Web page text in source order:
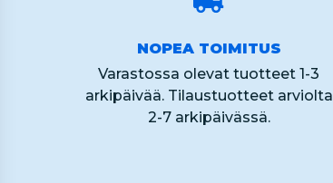
NOPEA TOIMITUS
Varastossa olevat tuotteet 1-3
arkipäivää. Tilaustuotteet arviolta
2-7 arkipäivässä.